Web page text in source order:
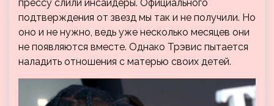
прессу слили инсайдеры. Официального
подтверждения от звезд мы так и не получили. Но
оно и не нужно, ведь уже несколько месяцев они
не появляются вместе. Однако Трэвис пытается
наладить отношения с матерью своих детей.